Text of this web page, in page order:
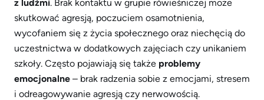
z ludźmi. Brak kontaktu w grupie rówieśniczej może
skutkować agresją, poczuciem osamotnienia,
wycofaniem się z życia społecznego oraz niechęcią do
uczestnictwa w dodatkowych zajęciach czy unikaniem
szkoły. Często pojawiają się także problemy
emocjonalne – brak radzenia sobie z emocjami, stresem
i odreagowywanie agresją czy nerwowością.